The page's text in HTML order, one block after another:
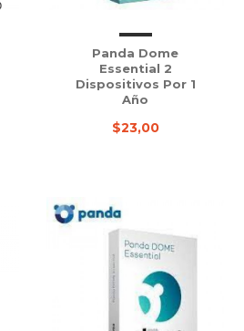
Panda Dome
Essential 2
Dispositivos Por 1
Año
$23,00